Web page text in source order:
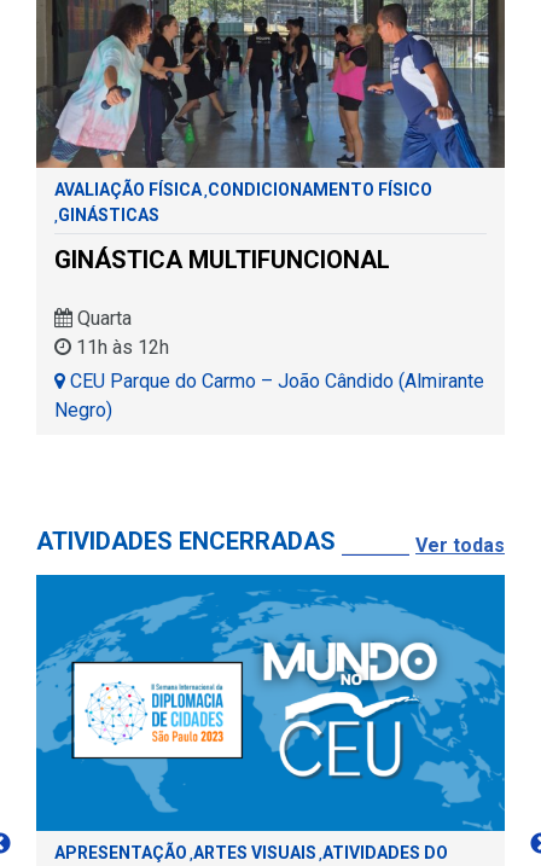
AVALIAÇÃO FÍSICA CONDICIONAMENTO FÍSICO
GINÁSTICAS
GINÁSTICA MULTIFUNCIONAL
Quarta
11h às 12h
CEU Parque do Carmo – João Cândido (Almirante
Negro)
ATIVIDADES ENCERRADAS Ver todas
APRESENTAÇÃO ARTES VISUAIS ATIVIDADES DO